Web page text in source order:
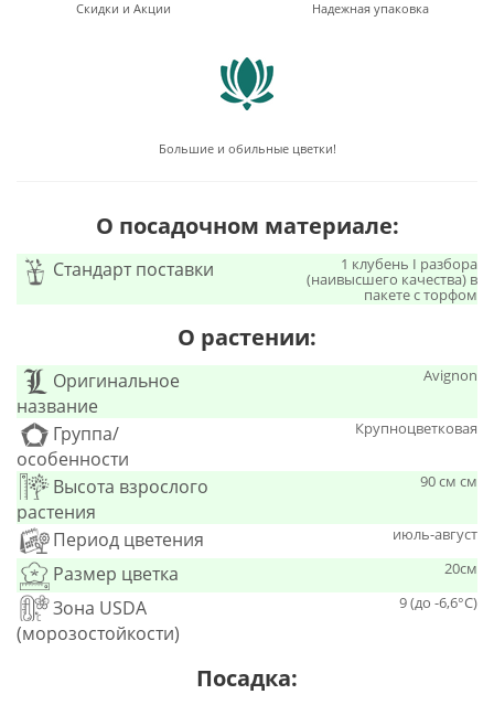
Скидки и Акции Надежная упаковка
Большие и обильные цветки!
О посадочном материале:
Стандарт поставки 1 клубень I разбора
(наивысшего качества) в
пакете с торфом
О растении:
Оригинальное
название
Avignon
Группа/
особенности
Крупноцветковая
Высота взрослого
растения
90 см см
Период цветения июль-август
Размер цветка 20см
Зона USDA
(морозостойкости)
9 (до -6,6°С)
Посадка: